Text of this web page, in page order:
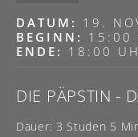
DATUM: 19.
BEGINN: 15:00
ENDE: 18:00
DIE PÄPSTIN -
Dauer: 3 Studen 5